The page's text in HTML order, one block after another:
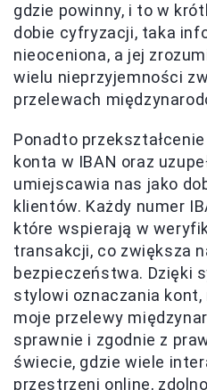
gdzie powinny, i to w
dobie cyfryzacji, taka
nieoceniona, a jej
wielu nieprzyjemności
przelewach
Ponadto
konta w IBAN oraz
umiejscawia nas jako
klientów. Każdy numer
które wspierają w
transakcji, co zwiększa
bezpieczeństwa. Dzięki
stylowi oznaczania kont,
moje przelewy
sprawnie i zgodnie z
świecie, gdzie wiele
przestrzeni online,